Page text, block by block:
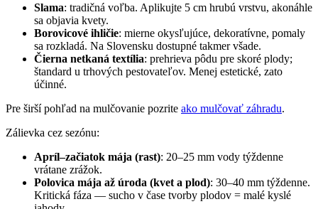
Slama: tradičná voľba. Aplikujte 5 cm hrubú vrstvu, akonáhle
sa objavia kvety.
Borovicové ihličie: mierne okysľujúce, dekoratívne, pomaly
sa rozkladá. Na Slovensku dostupné takmer všade.
Čierna netkaná textília: prehrieva pôdu pre skoré plody;
štandard u trhových pestovateľov. Menej estetické, zato
účinné.
Pre širší pohľad na mulčovanie pozrite ako mulčovať záhradu.
Zálievka cez sezónu:
Apríl–začiatok mája (rast): 20–25 mm vody týždenne
vrátane zrážok.
Polovica mája až úroda (kvet a plod): 30–40 mm týždenne.
Kritická fáza — sucho v čase tvorby plodov = malé kyslé